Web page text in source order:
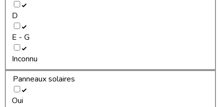
D
E - G
Inconnu
Panneaux solaires
Oui